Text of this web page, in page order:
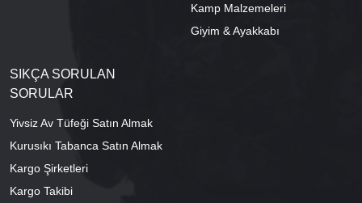
Kamp Malzemeleri
Giyim & Ayakkabı
SIKÇA SORULAN
SORULAR
Yivsiz Av Tüfeği Satın Almak
Kurusıkı Tabanca Satın Almak
Kargo Şirketleri
Kargo Takibi